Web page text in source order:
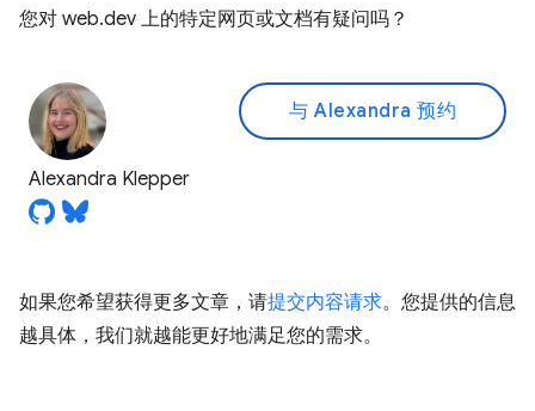
您对 web.dev 上的特定网页或文档有疑问吗？
Alexandra Klepper
与 Alexandra 预约
如果您希望获得更多文章，请提交内容请求。您提供的信息
越具体，我们就越能更好地满足您的需求。